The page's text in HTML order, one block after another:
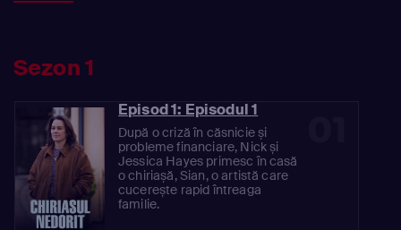
Sezon 1
Episod 1: Episodul 1
După o criză în căsnicie și
probleme financiare, Nick și
Jessica Hayes primesc în casă
o chiriașă, Sian, o artistă care
cucerește rapid întreaga
familie.